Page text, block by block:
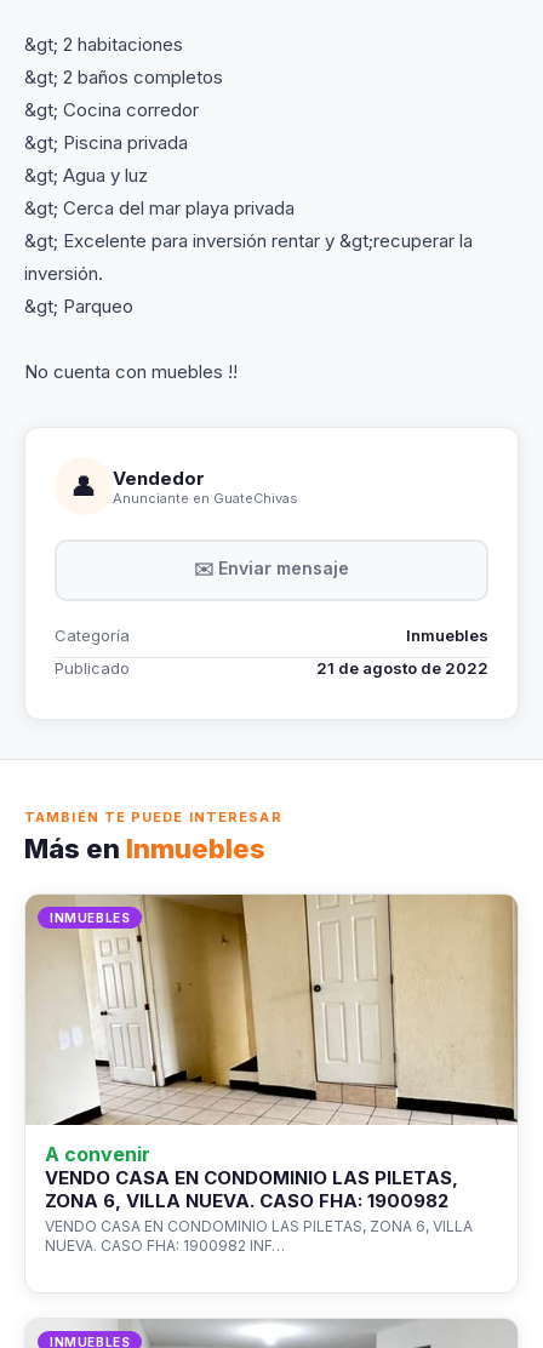
&gt; 2 habitaciones
&gt; 2 baños completos
&gt; Cocina corredor
&gt; Piscina privada
&gt; Agua y luz
&gt; Cerca del mar playa privada
&gt; Excelente para inversión rentar y &gt;recuperar la
inversión.
&gt; Parqueo
No cuenta con muebles !!
👤 Vendedor
Anunciante en GuateChivas
✉️ Enviar mensaje
Categoría
Inmuebles
Publicado
21 de agosto de 2022
TAMBIÉN TE PUEDE INTERESAR
Más en Inmuebles
INMUEBLES
A convenir
VENDO CASA EN CONDOMINIO LAS PILETAS,
ZONA 6, VILLA NUEVA. CASO FHA: 1900982
VENDO CASA EN CONDOMINIO LAS PILETAS, ZONA 6, VILLA
NUEVA. CASO FHA: 1900982 INF…
INMUEBLES